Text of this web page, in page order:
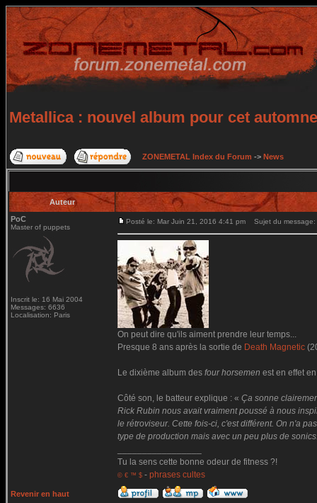
Metallica : nouvel album pour cet automne
ZONEMETAL Index du Forum -> News
Auteur
PoC
Master of puppets
Inscrit le: 16 Mai 2004
Messages: 6636
Localisation: Paris
Posté le: Mar Juin 21, 2016 4:41 pm Sujet du message:
On peut dire qu'ils aiment prendre leur temps...
Presque 8 ans après la sortie de Death Magnetic
Le dixième album des four horsemen est en effet
Côté son, le batteur explique : « Ça sonne
Rick Rubin nous avait vraiment poussé à nous
le rétroviseur. Cette fois-ci, c'est différent. On n'a
type de production mais avec un peu plus de
Tu la sens cette bonne odeur de fitness ?!
© € ™ $ - phrases cultes
Revenir en haut